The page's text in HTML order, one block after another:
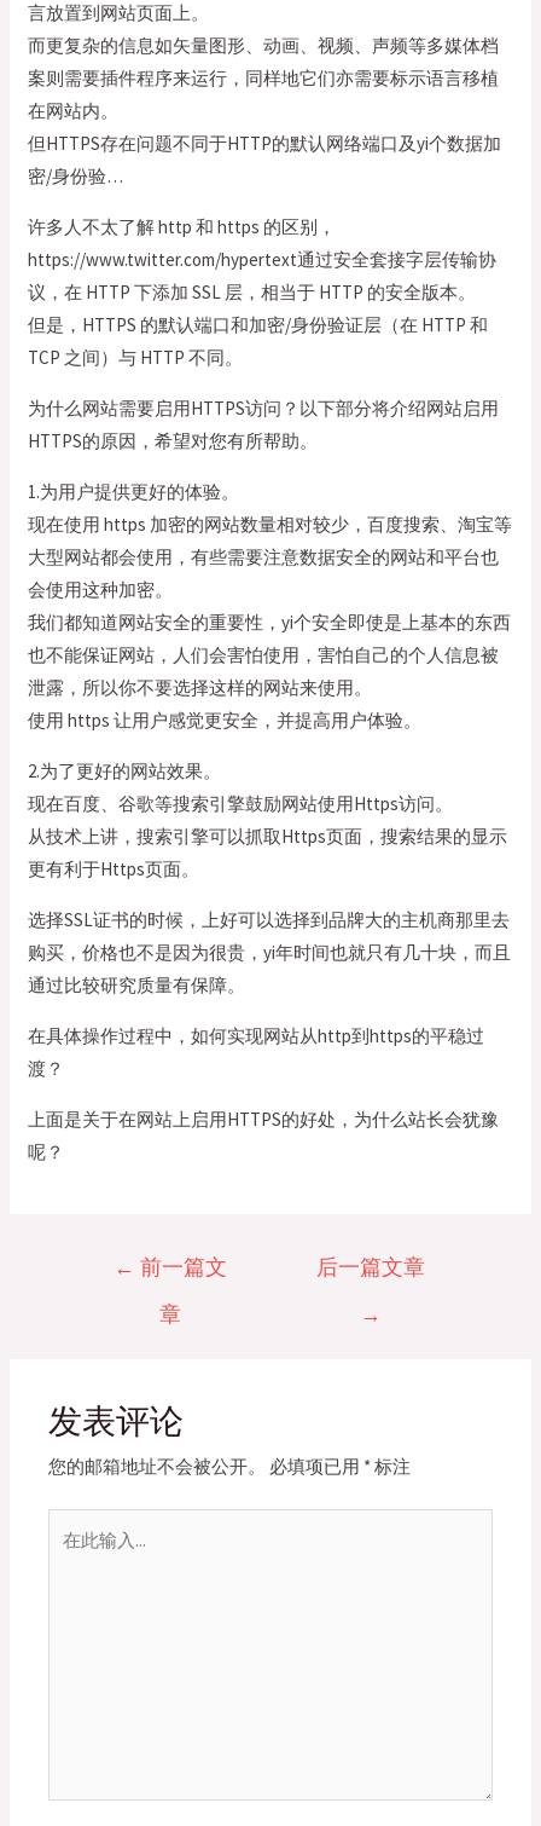
言放置到网站页面上。
而更复杂的信息如矢量图形、动画、视频、声频等多媒体档
案则需要插件程序来运行，同样地它们亦需要标示语言移植
在网站内。
但HTTPS存在问题不同于HTTP的默认网络端口及yi个数据加
密/身份验…
许多人不太了解 http 和 https 的区别，
https://www.twitter.com/hypertext通过安全套接字层传输协
议，在 HTTP 下添加 SSL 层，相当于 HTTP 的安全版本。
但是，HTTPS 的默认端口和加密/身份验证层（在 HTTP 和
TCP 之间）与 HTTP 不同。
为什么网站需要启用HTTPS访问？以下部分将介绍网站启用
HTTPS的原因，希望对您有所帮助。
1.为用户提供更好的体验。
现在使用 https 加密的网站数量相对较少，百度搜索、淘宝等
大型网站都会使用，有些需要注意数据安全的网站和平台也
会使用这种加密。
我们都知道网站安全的重要性，yi个安全即使是上基本的东西
也不能保证网站，人们会害怕使用，害怕自己的个人信息被
泄露，所以你不要选择这样的网站来使用。
使用 https 让用户感觉更安全，并提高用户体验。
2.为了更好的网站效果。
现在百度、谷歌等搜索引擎鼓励网站使用Https访问。
从技术上讲，搜索引擎可以抓取Https页面，搜索结果的显示
更有利于Https页面。
选择SSL证书的时候，上好可以选择到品牌大的主机商那里去
购买，价格也不是因为很贵，yi年时间也就只有几十块，而且
通过比较研究质量有保障。
在具体操作过程中，如何实现网站从http到https的平稳过
渡？
上面是关于在网站上启用HTTPS的好处，为什么站长会犹豫
呢？
← 前一篇文
章
后一篇文章
→
发表评论
您的邮箱地址不会被公开。 必填项已用 *标注